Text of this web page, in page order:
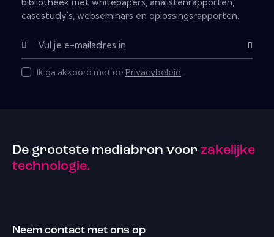
casestudy's, webseminars en oplossingsrapporten.
Subscribe
Ik ga akkoord met de Privacybeleid.
De grootste mediabron voor zakelijke
technologie.
Neem contact met ons op